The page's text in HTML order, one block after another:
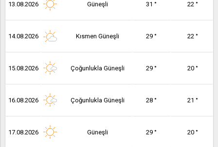
13.08.2026 Güneşli 31 ° 22 °
14.08.2026 Kısmen Güneşli 29 ° 22 °
15.08.2026 Çoğunlukla Güneşli 29 ° 20 °
16.08.2026 Çoğunlukla Güneşli 28 ° 21 °
17.08.2026 Güneşli 29 ° 20 °